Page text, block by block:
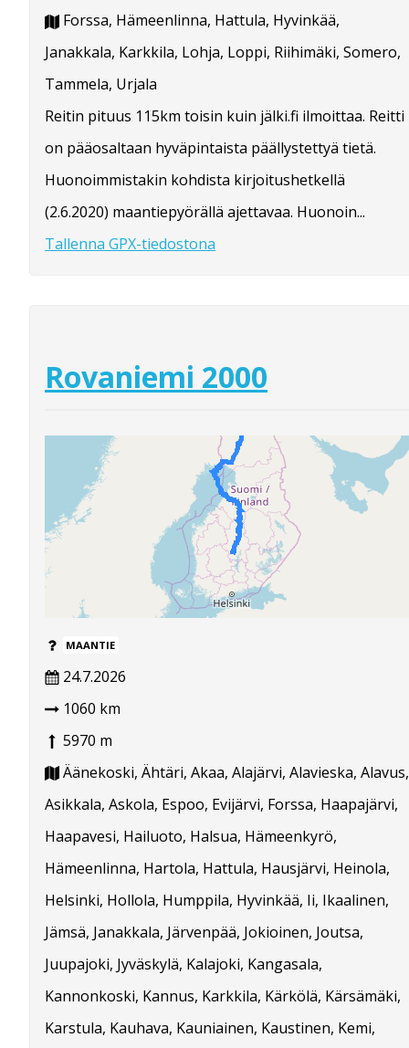
Forssa, Hämeenlinna, Hattula, Hyvinkää,
Janakkala, Karkkila, Lohja, Loppi, Riihimäki, Somero,
Tammela, Urjala
Reitin pituus 115km toisin kuin jälki.fi ilmoittaa. Reitti
on pääosaltaan hyväpintaista päällystettyä tietä.
Huonoimmistakin kohdista kirjoitushetkellä
(2.6.2020) maantiepyörällä ajettavaa. Huonoin...
Tallenna GPX-tiedostona
Rovaniemi 2000
MAANTIE
24.7.2026
1060 km
5970 m
Äänekoski, Ähtäri, Akaa, Alajärvi, Alavieska, Alavus,
Asikkala, Askola, Espoo, Evijärvi, Forssa, Haapajärvi,
Haapavesi, Hailuoto, Halsua, Hämeenkyrö,
Hämeenlinna, Hartola, Hattula, Hausjärvi, Heinola,
Helsinki, Hollola, Humppila, Hyvinkää, Ii, Ikaalinen,
Jämsä, Janakkala, Järvenpää, Jokioinen, Joutsa,
Juupajoki, Jyväskylä, Kalajoki, Kangasala,
Kannonkoski, Kannus, Karkkila, Kärkölä, Kärsämäki,
Karstula, Kauhava, Kauniainen, Kaustinen, Kemi,